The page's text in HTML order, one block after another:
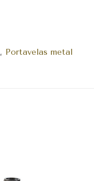
, Portavelas metal